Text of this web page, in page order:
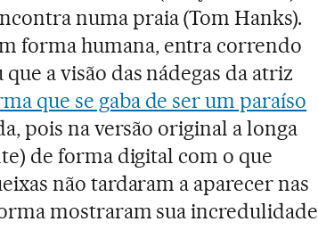
numa praia (Tom Hanks).
forma humana, entra correndo
a visão das nádegas da atriz
que se gaba de ser um paraíso
pois na versão original a longa
de forma digital com o que
não tardaram a aparecer nas
mostraram sua incredulidade